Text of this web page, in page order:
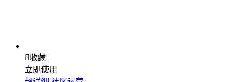
收藏
立即使用